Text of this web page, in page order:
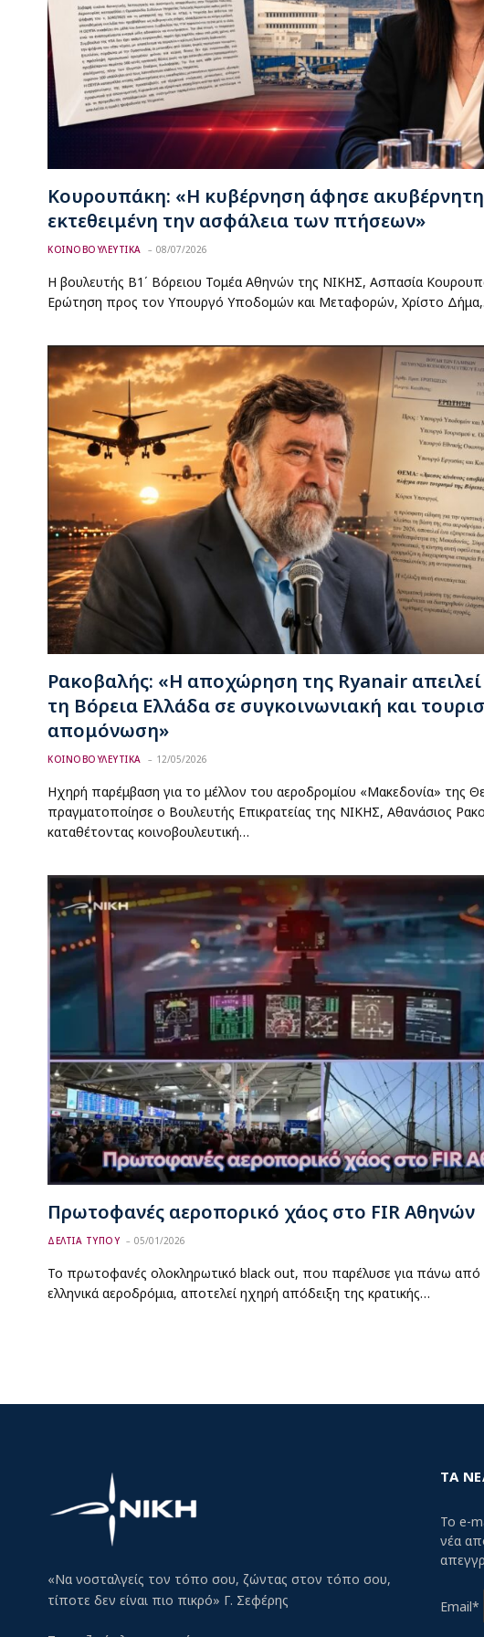
Κουρουπάκη: «Η κυβέρνηση άφησε
εκτεθειμένη την ασφάλεια των πτήσεων»
ΚΟΙΝΟΒΟΥΛΕΥΤΙΚΑ 08/07/2026
Η βουλευτής Β1΄ Βόρειου Τομέα Αθηνών της ΝΙΚΗΣ, Ασπασία
Ερώτηση προς τον Υπουργό Υποδομών και Μεταφορών, Χρίστο
Ρακοβαλής: «Η αποχώρηση της Ryanair απειλεί
τη Βόρεια Ελλάδα σε συγκοινωνιακή και
απομόνωση»
ΚΟΙΝΟΒΟΥΛΕΥΤΙΚΑ 12/05/2026
Ηχηρή παρέμβαση για το μέλλον του αεροδρομίου «Μακεδονία» της
πραγματοποίησε ο Βουλευτής Επικρατείας της ΝΙΚΗΣ, Αθανάσιος
καταθέτοντας κοινοβουλευτική…
Πρωτοφανές αεροπορικό χάος στο FIR Αθηνών
ΔΕΛΤΙΑ ΤΥΠΟΥ 05/01/2026
Το πρωτοφανές ολοκληρωτικό black out, που παρέλυσε για πάνω από
ελληνικά αεροδρόμια, αποτελεί ηχηρή απόδειξη της κρατικής…
«Να νοσταλγείς τον τόπο σου, ζώντας στον τόπο σου,
τίποτε δεν είναι πιο πικρό» Γ. Σεφέρης
ΤΑ
Το e-
νέα
Email*